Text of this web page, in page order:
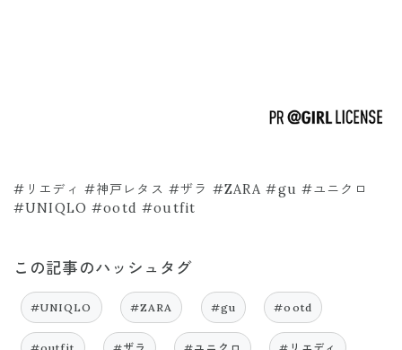
#リエディ #神戸レタス #ザラ #ZARA #gu #ユニクロ
#UNIQLO #ootd #outfit
この記事のハッシュタグ
#UNIQLO #ZARA #gu #ootd